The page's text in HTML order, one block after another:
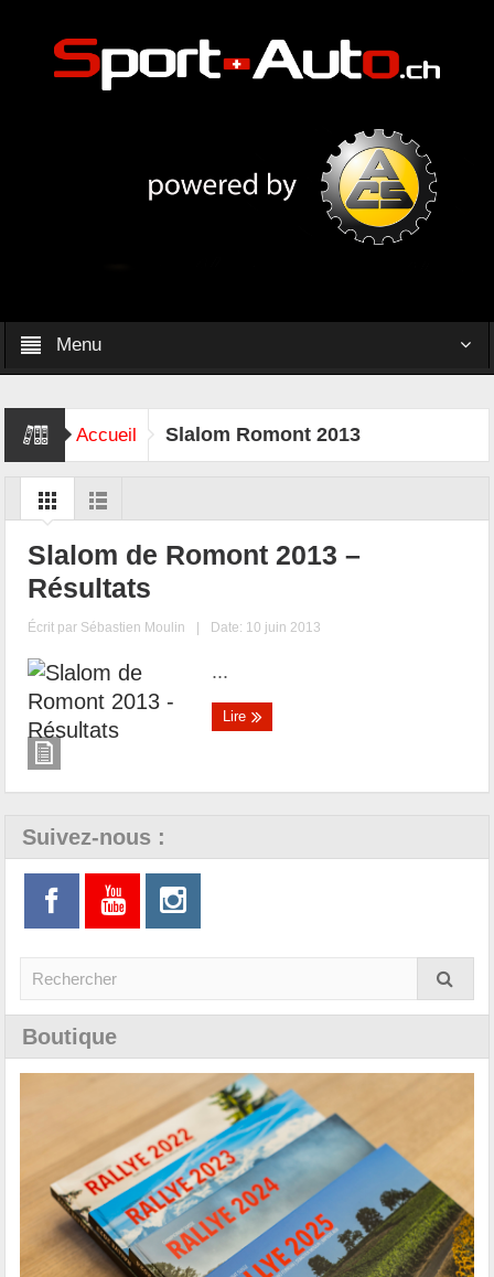
Menu
Accueil Slalom Romont 2013
Slalom de Romont 2013 –
Résultats
Écrit par Sébastien Moulin | Date: 10 juin 2013
...
Lire
Suivez-nous :
Boutique